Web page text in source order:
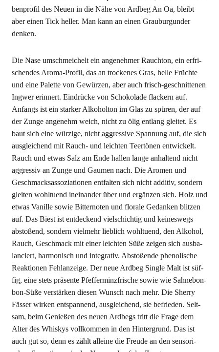
ben­pro­fil des Neu­en in die Nähe von Ard­beg An Oa, bleibt
aber einen Tick hel­ler. Man kann an einen Grau­bur­gun­der
denken.
Die Nase umschmei­chelt ein ange­neh­mer Rauch­ton, ein erfri­
schen­des Aro­ma-Pro­fil, das an tro­cke­nes Gras, hel­le Früch­te
und eine Palet­te von Gewür­zen, aber auch frisch-geschnit­te­nen
Ing­wer erin­nert. Ein­drü­cke von Scho­ko­la­de fla­ckern auf.
Anfangs ist ein star­ker Alko­hol­ton im Glas zu spü­ren, der auf
der Zun­ge ange­nehm weich, nicht zu ölig ent­lang glei­tet. Es
baut sich eine wür­zi­ge, nicht aggres­si­ve Span­nung auf, die sich
aus­glei­chend mit Rauch- und leich­ten Teer­tö­nen ent­wi­ckelt.
Rauch und etwas Salz am Ende hal­len lan­ge anhal­tend nicht
aggres­siv an Zun­ge und Gau­men nach. Die Aro­men und
Geschmacks­as­so­zia­tio­nen ent­fal­ten sich nicht addi­tiv, son­dern
glei­ten wohl­tu­end inein­an­der über und ergän­zen sich. Holz und
etwas Vanil­le sowie Bit­ter­no­ten und flo­ra­le Gedan­ken blit­zen
auf. Das Biest ist ent­de­ckend viel­schich­tig und kei­nes­wegs
absto­ßend, son­dern viel­mehr lieb­lich wohl­tu­end, den Alko­hol,
Rauch, Geschmack mit einer leich­ten Süße zei­gen sich aus­ba­
lan­ciert, har­mo­nisch und inte­gra­tiv. Absto­ßen­de phe­n­o­li­sche
Reak­tio­nen Fehl­an­zei­ge. Der neue Ard­beg Sin­gle Malt ist süf­
fig, eine stets prä­sen­te Pfef­fer­minz­fri­sche sowie wie Sah­ne­bon­
bon-Süße ver­stär­ken die­sen Wunsch nach mehr. Die Sher­ry
Fäs­ser wir­ken ent­span­nend, aus­glei­chend, sie befrie­den. Selt­
sam, beim Genie­ßen des neu­en Ard­be­gs tritt die Fra­ge dem
Alter des Whis­kys voll­kom­men in den Hin­ter­grund. Das ist
auch gut so, denn es zählt allei­ne die Freu­de an den sen­so­ri­